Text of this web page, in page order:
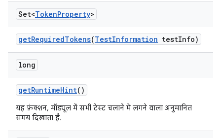
Set<TokenProperty>
getRequiredTokens(TestInformation testInfo)
long
getRuntimeHint()
यह फ़ंक्शन, मॉड्यूल में सभी टेस्ट चलाने में लगने वाला अनुमानित
समय दिखाता है.